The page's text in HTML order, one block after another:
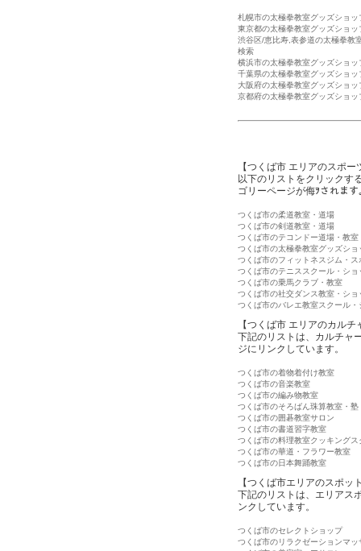
札幌市の太極拳教室グッズショッ
東京都の太極拳教室グッズショッ
渋谷区/恵比寿,表参道の太極拳教
検索
横浜市の太極拳教室グッズショッ
千葉県の太極拳教室グッズショッ
大阪府の太極拳教室グッズショッ
京都府の太極拳教室グッズショッ
【つくば市 エリアのスポ
以下のリストをクリックす
ゴリーページが侮ｦされます
つくば市の柔道教室・道場
つくば市の剣道教室・道場
つくば市のテコンドー道場・教室
つくば市の太極拳教室グッズショ
つくば市のフィットネスジム・ス
つくば市のテニススクール・ショ
つくば市の乗馬クラブ・教室
つくば市の社交ダンス教室・ショ
つくば市のバレエ教室スクール・
【つくば市 エリアのカル
下記のリストは、カルチャ
ジにリンクしています。
つくば市の着物着付け教室
つくば市の音楽教室
つくば市の編み物教室
つくば市のそろばん珠算教室・塾
つくば市の囲碁教室サロン
つくば市の書道習字教室
つくば市の料理教室クッキングス
つくば市の華道・フラワー教室
つくば市の日本舞踊教室
【つくば市エリアのスポッ
下記のリストは、エリアス
ンクしています。
つくば市のセレクトショップ
つくば市のリラクゼーションマッ